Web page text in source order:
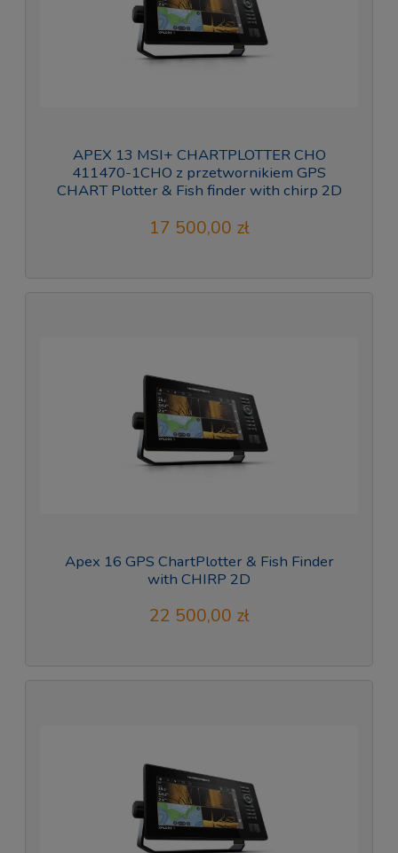
APEX 13 MSI+ CHARTPLOTTER CHO
411470-1CHO z przetwornikiem GPS
CHART Plotter & Fish finder with chirp 2D
17 500,00 zł
Apex 16 GPS ChartPlotter & Fish Finder
with CHIRP 2D
22 500,00 zł